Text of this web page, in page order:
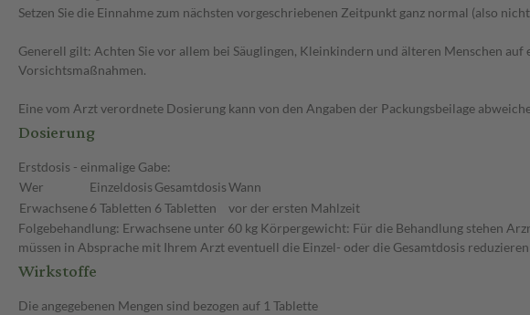
Setzen Sie die Einnahme zum nächsten vorgeschriebenen Zeitpunkt ganz normal (also
Generell gilt: Achten Sie vor allem bei Säuglingen, Kleinkindern und älteren Menschen
Vorsichtsmaßnahmen.
Eine vom Arzt verordnete Dosierung kann von den Angaben der Packungsbeilage
Dosierung
Erstdosis - einmalige Gabe:
Wer
Einzeldosis GesamtdosisWann
Erwachsene6 Tabletten 6 Tabletten
vor der ersten Mahlzeit
Folgebehandlung: Erwachsene unter 60 kg Körpergewicht: Für die Behandlung stehen
müssen in Absprache mit Ihrem Arzt eventuell die Einzel- oder die Gesamtdosis
Wirkstoffe
Die angegebenen Mengen sind bezogen auf 1 Tablette